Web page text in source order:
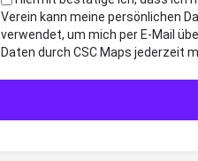
Verein kann meine persönlichen
verwendet, um mich per E-Mail
Daten durch CSC Maps jederzeit